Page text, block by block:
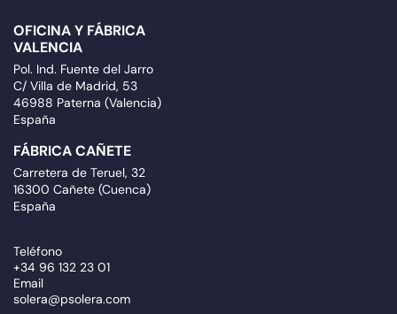
OFICINA Y FÁBRICA
VALENCIA
Pol. Ind. Fuente del Jarro
C/ Villa de Madrid, 53
46988 Paterna (Valencia)
España
FÁBRICA CAÑETE
Carretera de Teruel, 32
16300 Cañete (Cuenca)
España
Teléfono
+34 96 132 23 01
Email
solera@psolera.com